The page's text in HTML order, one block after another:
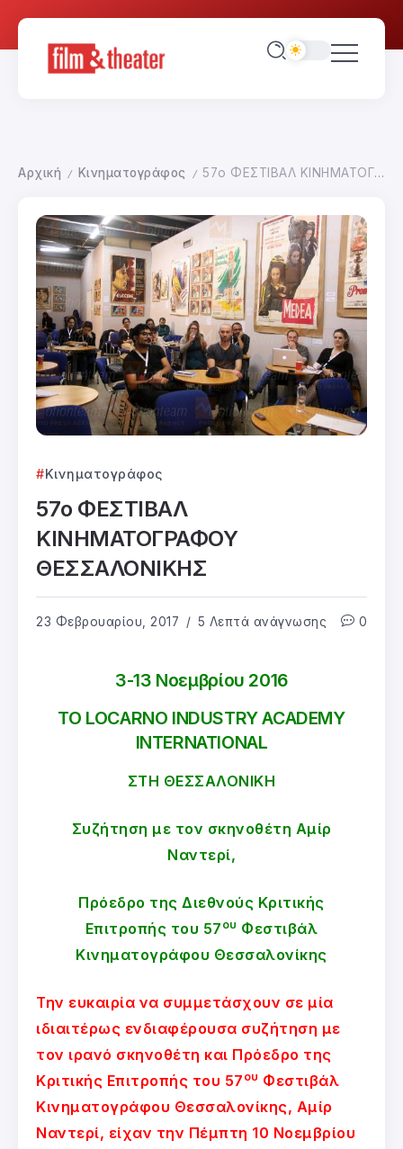
Αρχική / Κινηματογράφος / 57ο ΦΕΣΤΙΒΑΛ ΚΙΝΗΜΑΤΟΓΡΑΦΟΥ ΘΕΣΣΑΛΟΝΙΚΗΣ
Κινηματογράφος
57ο ΦΕΣΤΙΒΑΛ
ΚΙΝΗΜΑΤΟΓΡΑΦΟΥ
ΘΕΣΣΑΛΟΝΙΚΗΣ
23 Φεβρουαρίου, 2017 5 Λεπτά ανάγνωσης 0
3-13 Νοεμβρίου 2016
ΤΟ LOCARNO INDUSTRY ACADEMY
INTERNATIONAL
ΣΤΗ ΘΕΣΣΑΛΟΝΙΚΗ
Συζήτηση με τον σκηνοθέτη Αμίρ
Ναντερί,
Πρόεδρο της Διεθνούς Κριτικής
Επιτροπής του 57 ου Φεστιβάλ
Κινηματογράφου Θεσσαλονίκης
Την ευκαιρία να συμμετάσχουν σε μία
ιδιαιτέρως ενδιαφέρουσα συζήτηση με
τον ιρανό σκηνοθέτη και Πρόεδρο της
Κριτικής Επιτροπής του 57 ου Φεστιβάλ
Κινηματογράφου Θεσσαλονίκης, Αμίρ
Ναντερί, είχαν την Πέμπτη 10 Νοεμβρίου